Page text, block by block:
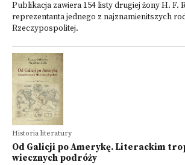
Publikacja zawiera 154 listy drugiej żony H. F.
reprezentanta jednego z najznamienitszych
Rzeczypospolitej.
Historia literatury
Od Galicji po Amerykę. Literackim
wiecznych podróży